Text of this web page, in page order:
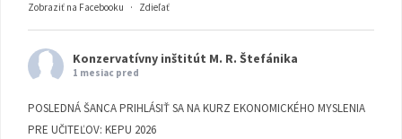
Zobraziť na Facebooku · Zdieľať
Konzervatívny inštitút M. R. Štefánika
1 mesiac pred
POSLEDNÁ ŠANCA PRIHLÁSIŤ SA NA KURZ EKONOMICKÉHO MYSLENIA
PRE UČITEĽOV: KEPU 2026